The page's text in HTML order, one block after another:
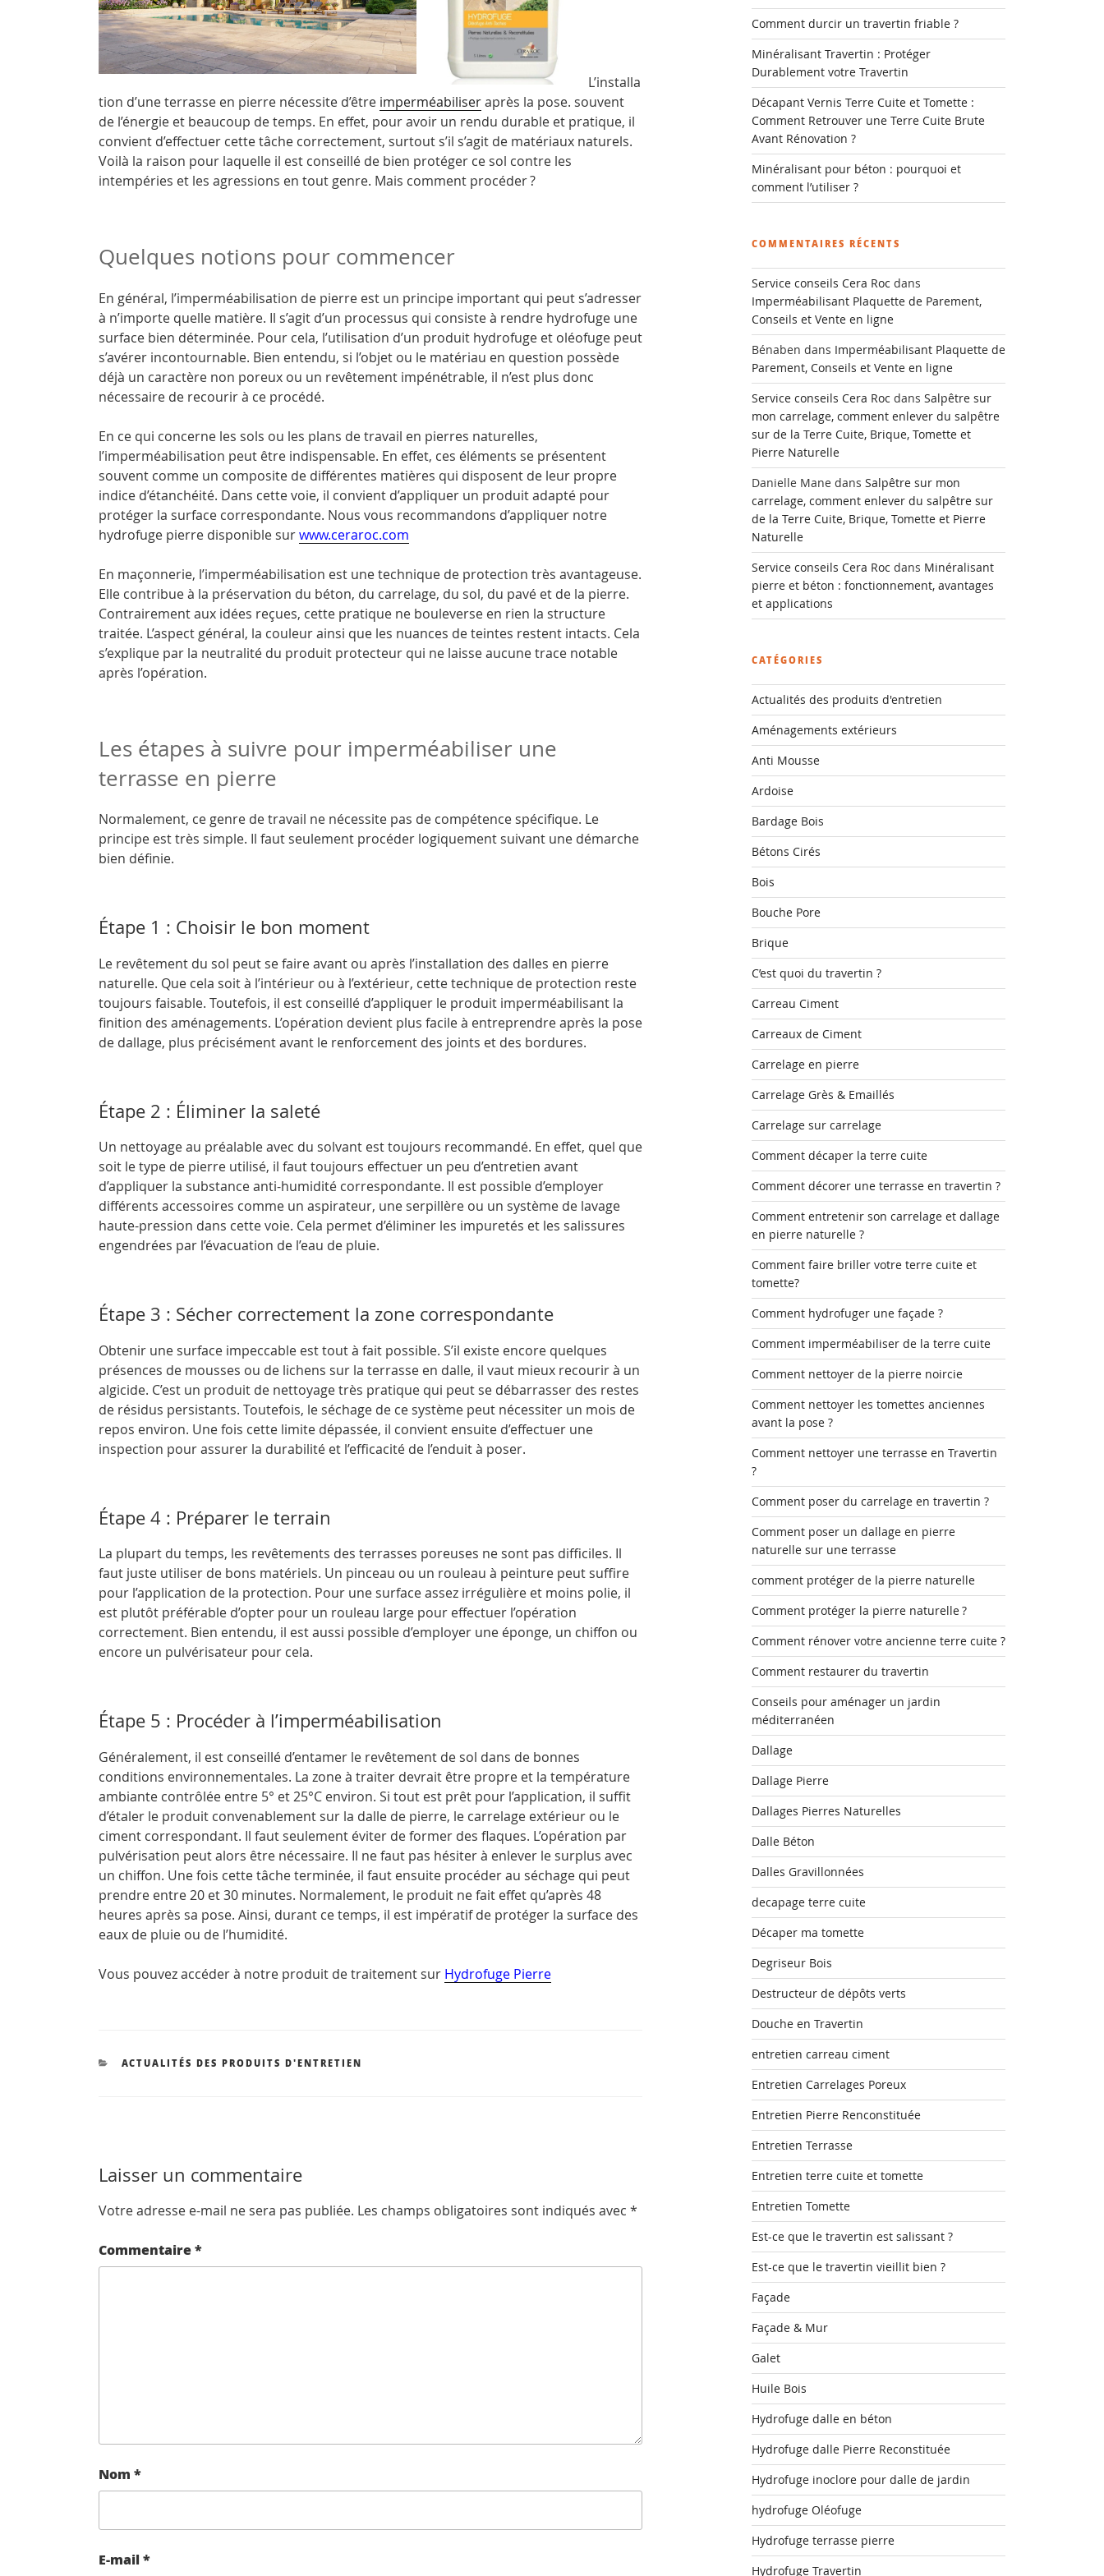
L’installa
tion d’une terrasse en pierre nécessite d’être imperméabiliseraprès la pose. souvent
de l’énergie et beaucoup de temps. En effet, pour avoir un rendu durable et pratique, il
convient d’effectuer cette tâche correctement, surtout s’il s’agit de matériaux naturels.
Voilà la raison pour laquelle il est conseillé de bien protéger ce sol contre les
intempéries et les agressions en tout genre. Mais comment procéder ?
Quelques notions pour commencer
En général, l’imperméabilisation de pierre est un principe important qui peut s’adresser
à n’importe quelle matière. Il s’agit d’un processus qui consiste à rendre hydrofuge une
surface bien déterminée. Pour cela, l’utilisation d’un produit hydrofuge et oléofuge peut
s’avérer incontournable. Bien entendu, si l’objet ou le matériau en question possède
déjà un caractère non poreux ou un revêtement impénétrable, il n’est plus donc
nécessaire de recourir à ce procédé.
En ce qui concerne les sols ou les plans de travail en pierres naturelles,
l’imperméabilisation peut être indispensable. En effet, ces éléments se présentent
souvent comme un composite de différentes matières qui disposent de leur propre
indice d’étanchéité. Dans cette voie, il convient d’appliquer un produit adapté pour
protéger la surface correspondante. Nous vous recommandons d’appliquer notre
hydrofuge pierre disponible surwww.ceraroc.com
En maçonnerie, l’imperméabilisation est une technique de protection très avantageuse.
Elle contribue à la préservation du béton, du carrelage, du sol, du pavé et de la pierre.
Contrairement aux idées reçues, cette pratique ne bouleverse en rien la structure
traitée. L’aspect général, la couleur ainsi que les nuances de teintes restent intacts. Cela
s’explique par la neutralité du produit protecteur qui ne laisse aucune trace notable
après l’opération.
Les étapes à suivre pour imperméabiliser une
terrasse en pierre
Normalement, ce genre de travail ne nécessite pas de compétence spécifique. Le
principe est très simple. Il faut seulement procéder logiquement suivant une démarche
bien définie.
Étape 1 : Choisir le bon moment
Le revêtement du sol peut se faire avant ou après l’installation des dalles en pierre
naturelle. Que cela soit à l’intérieur ou à l’extérieur, cette technique de protection reste
toujours faisable. Toutefois, il est conseillé d’appliquer le produit imperméabilisant la
finition des aménagements. L’opération devient plus facile à entreprendre après la pose
de dallage, plus précisément avant le renforcement des joints et des bordures.
Étape 2 : Éliminer la saleté
Un nettoyage au préalable avec du solvant est toujours recommandé. En effet, quel que
soit le type de pierre utilisé, il faut toujours effectuer un peu d’entretien avant
d’appliquer la substance anti-humidité correspondante. Il est possible d’employer
différents accessoires comme un aspirateur, une serpillère ou un système de lavage
haute-pression dans cette voie. Cela permet d’éliminer les impuretés et les salissures
engendrées par l’évacuation de l’eau de pluie.
Étape 3 : Sécher correctement la zone correspondante
Obtenir une surface impeccable est tout à fait possible. S’il existe encore quelques
présences de mousses ou de lichens sur la terrasse en dalle, il vaut mieux recourir à un
algicide. C’est un produit de nettoyage très pratique qui peut se débarrasser des restes
de résidus persistants. Toutefois, le séchage de ce système peut nécessiter un mois de
repos environ. Une fois cette limite dépassée, il convient ensuite d’effectuer une
inspection pour assurer la durabilité et l’efficacité de l’enduit à poser.
Étape 4 : Préparer le terrain
La plupart du temps, les revêtements des terrasses poreuses ne sont pas difficiles. Il
faut juste utiliser de bons matériels. Un pinceau ou un rouleau à peinture peut suffire
pour l’application de la protection. Pour une surface assez irrégulière et moins polie, il
est plutôt préférable d’opter pour un rouleau large pour effectuer l’opération
correctement. Bien entendu, il est aussi possible d’employer une éponge, un chiffon ou
encore un pulvérisateur pour cela.
Étape 5 : Procéder à l’imperméabilisation
Généralement, il est conseillé d’entamer le revêtement de sol dans de bonnes
conditions environnementales. La zone à traiter devrait être propre et la température
ambiante contrôlée entre 5° et 25°C environ. Si tout est prêt pour l’application, il suffit
d’étaler le produit convenablement sur la dalle de pierre, le carrelage extérieur ou le
ciment correspondant. Il faut seulement éviter de former des flaques. L’opération par
pulvérisation peut alors être nécessaire. Il ne faut pas hésiter à enlever le surplus avec
un chiffon. Une fois cette tâche terminée, il faut ensuite procéder au séchage qui peut
prendre entre 20 et 30 minutes. Normalement, le produit ne fait effet qu’après 48
heures après sa pose. Ainsi, durant ce temps, il est impératif de protéger la surface des
eaux de pluie ou de l’humidité.
Vous pouvez accéder à notre produit de traitement sur Hydrofuge Pierre
CATÉGORIES
ACTUALITÉS DES PRODUITS D'ENTRETIEN
Laisser un commentaire
Votre adresse e-mail ne sera pas publiée. Les champs obligatoires sont indiqués avec *
Commentaire*
Nom *
E-mail *
Comment durcir un travertin friable ?
Minéralisant Travertin : Protéger
Durablement votre Travertin
Décapant Vernis Terre Cuite et Tomette :
Comment Retrouver une Terre Cuite Brute
Avant Rénovation ?
Minéralisant pour béton : pourquoi et
comment l’utiliser ?
COMMENTAIRES RÉCENTS
Service conseils Cera Roc dans
Imperméabilisant Plaquette de Parement,
Conseils et Vente en ligne
Bénaben dans Imperméabilisant Plaquette de
Parement, Conseils et Vente en ligne
Service conseils Cera Roc dans Salpêtre sur
mon carrelage, comment enlever du salpêtre
sur de la Terre Cuite, Brique, Tomette et
Pierre Naturelle
Danielle Manedans Salpêtre sur mon
carrelage, comment enlever du salpêtre sur
de la Terre Cuite, Brique, Tomette et Pierre
Naturelle
Service conseils Cera Roc dans Minéralisant
pierre et béton : fonctionnement, avantages
et applications
CATÉGORIES
Actualités des produits d'entretien
Aménagements extérieurs
Anti Mousse
Ardoise
Bardage Bois
Bétons Cirés
Bois
Bouche Pore
Brique
C’est quoi du travertin ?
Carreau Ciment
Carreaux de Ciment
Carrelage en pierre
Carrelage Grès & Emaillés
Carrelage sur carrelage
Comment décaper la terre cuite
Comment décorer une terrasse en travertin ?
Comment entretenir son carrelage et dallage
en pierre naturelle ?
Comment faire briller votre terre cuite et
tomette?
Comment hydrofuger une façade ?
Comment imperméabiliser de la terre cuite
Comment nettoyer de la pierre noircie
Comment nettoyer les tomettes anciennes
avant la pose ?
Comment nettoyer une terrasse en Travertin
?
Comment poser du carrelage en travertin ?
Comment poser un dallage en pierre
naturelle sur une terrasse
comment protéger de la pierre naturelle
Comment protéger la pierre naturelle ?
Comment rénover votre ancienne terre cuite ?
Comment restaurer du travertin
Conseils pour aménager un jardin
méditerranéen
Dallage
Dallage Pierre
Dallages Pierres Naturelles
Dalle Béton
Dalles Gravillonnées
decapage terre cuite
Décaper ma tomette
Degriseur Bois
Destructeur de dépôts verts
Douche en Travertin
entretien carreau ciment
Entretien Carrelages Poreux
Entretien Pierre Renconstituée
Entretien Terrasse
Entretien terre cuite et tomette
Entretien Tomette
Est-ce que le travertin est salissant ?
Est-ce que le travertin vieillit bien ?
Façade
Façade & Mur
Galet
Huile Bois
Hydrofuge dalle en béton
Hydrofuge dalle Pierre Reconstituée
Hydrofuge inoclore pour dalle de jardin
hydrofuge Oléofuge
Hydrofuge terrasse pierre
Hydrofuge Travertin